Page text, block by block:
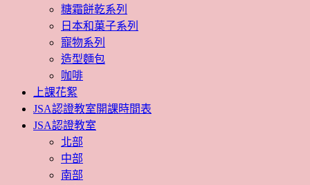
糖霜餅乾系列
日本和菓子系列
寵物系列
造型麵包
咖啡
上課花絮
JSA認證教室開課時間表
JSA認證教室
北部
中部
南部